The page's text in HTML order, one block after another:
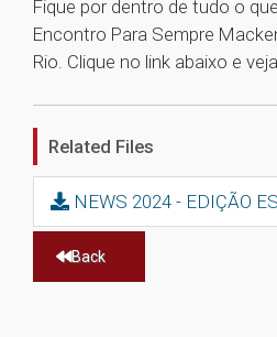
Fique por dentro de tudo o
Encontro Para Sempre
Rio. Clique no link abaixo e1
Related Files
NEWS 2024 - EDIÇÃO
Back